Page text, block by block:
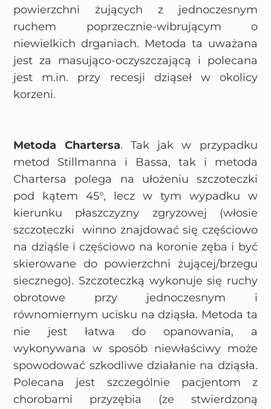
powierzchni żujących z jednoczesnym
ruchem poprzecznie-wibrującym o
niewielkich drganiach. Metoda ta uważana
jest za masująco-oczyszczającą i polecana
jest m.in. przy recesji dziąseł w okolicy
korzeni.
Metoda Chartersa. Tak jak w przypadku
metod Stillmanna i Bassa, tak i metoda
Chartersa polega na ułożeniu szczoteczki
pod kątem 45°, lecz w tym wypadku w
kierunku płaszczyzny zgryzowej (włosie
szczoteczki winno znajdować się częściowo
na dziąśle i częściowo na koronie zęba i być
skierowane do powierzchni żującej/brzegu
siecznego). Szczoteczką wykonuje się ruchy
obrotowe przy jednoczesnym i
równomiernym ucisku na dziąsła. Metoda ta
nie jest łatwa do opanowania, a
wykonywana w sposób niewłaściwy może
spowodować szkodliwe działanie na dziąsła.
Polecana jest szczególnie pacjentom z
chorobami przyzębia (ze stwierdzoną